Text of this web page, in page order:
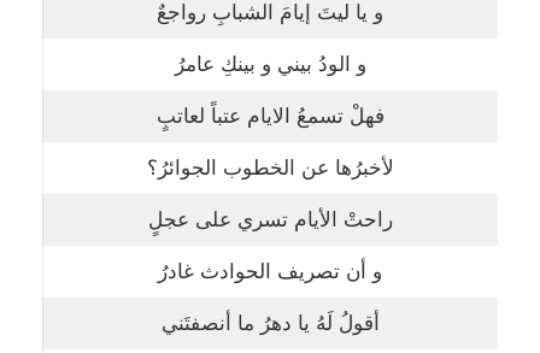
و يا ليتَ إيامَ الشبابِ رواجعٌ
و الودُ بيني و بينكِ عامرُ
فهلْ تسمعُ الايام عتباً لعاتبٍ
لأخبرُها عن الخطوب الجوائرُ؟
راحتْ الأيام تسري على عجلٍ
و أن تصريف الحوادث غادرُ
أقولُ لَهُ يا دهرُ ما أنصفتَني